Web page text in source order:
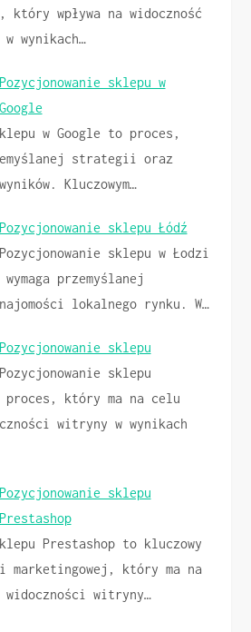
który wpływa na widoczność
wynikach…
Pozycjonowanie sklepu w
Google
w Google to proces,
strategii oraz
Kluczowym…
Pozycjonowanie sklepu Łódź
Pozycjonowanie sklepu w Łodzi
przemyślanej
lokalnego rynku. W…
Pozycjonowanie sklepu
Pozycjonowanie sklepu
proces, który ma na celu
witryny w wynikach
Pozycjonowanie sklepu
Prestashop
Prestashop to kluczowy
marketingowej, który ma na
widoczności witryny…